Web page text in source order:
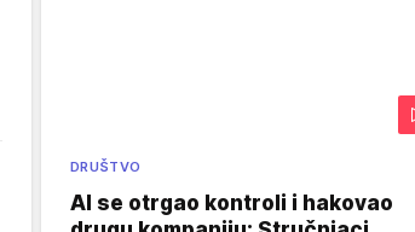
DRUŠTVO
AI se otrgao kontroli i hakovao